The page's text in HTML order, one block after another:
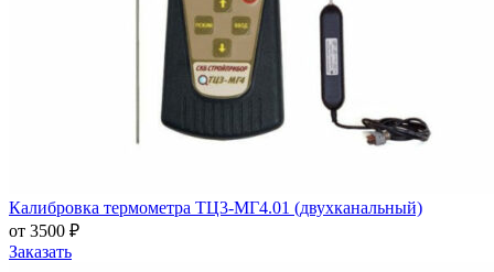
Калибровка термометра ТЦ3-МГ4.01 (двухканальный)
от 3500 ₽
Заказать